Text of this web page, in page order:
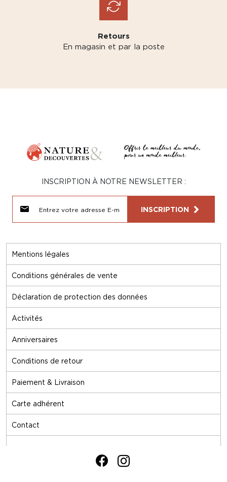
Retours
En magasin et par la poste
Mentions légales
Conditions générales de vente
Déclaration de protection des données
Activités
Anniversaires
Conditions de retour
Paiement & Livraison
Carte adhérent
Contact
INSCRIPTION À NOTRE NEWSLETTER :
INSCRIPTION